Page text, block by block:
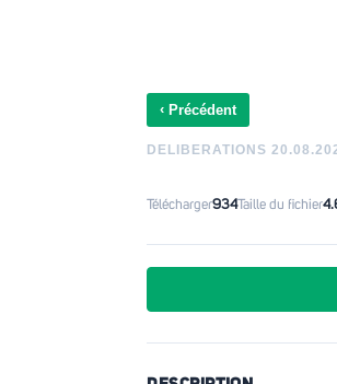
‹ Précédent
DELIBERATIONS
Télécharger934Taille du fichier